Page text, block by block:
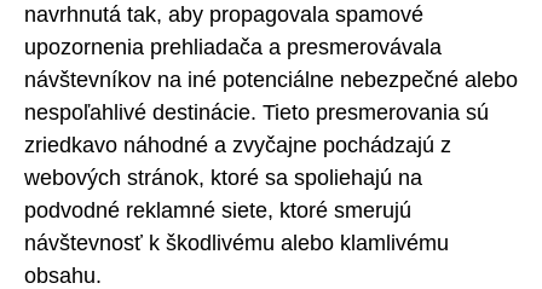
navrhnutá tak, aby propagovala spamové
upozornenia prehliadača a presmerovávala
návštevníkov na iné potenciálne nebezpečné alebo
nespoľahlivé destinácie. Tieto presmerovania sú
zriedkavo náhodné a zvyčajne pochádzajú z
webových stránok, ktoré sa spoliehajú na
podvodné reklamné siete, ktoré smerujú
návštevnosť k škodlivému alebo klamlivému
obsahu.